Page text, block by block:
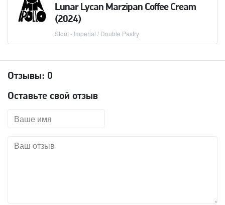
Lunar Lycan Marzipan Coffee Cream
(2024)
Stout - Imperial / Double Pastry
Отзывы: 0
Оставьте свой отзыв